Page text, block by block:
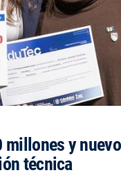
millones y
técnica